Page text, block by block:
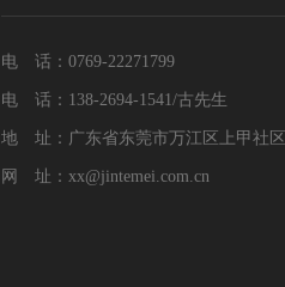
电 话：0769-22271799
电 话：138-2694-1541/古先生
地 址：广东省东莞市万江区上甲社
网 址：xx@jintemei.com.cn